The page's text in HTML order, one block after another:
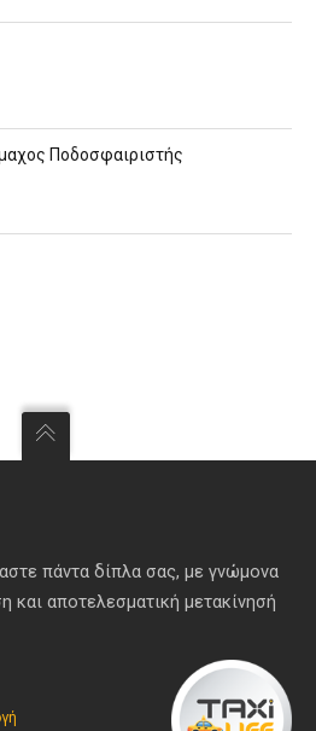
Ποδοσφαιριστής
πάντα δίπλα σας, με γνώμονα
και αποτελεσματική μετακίνησή